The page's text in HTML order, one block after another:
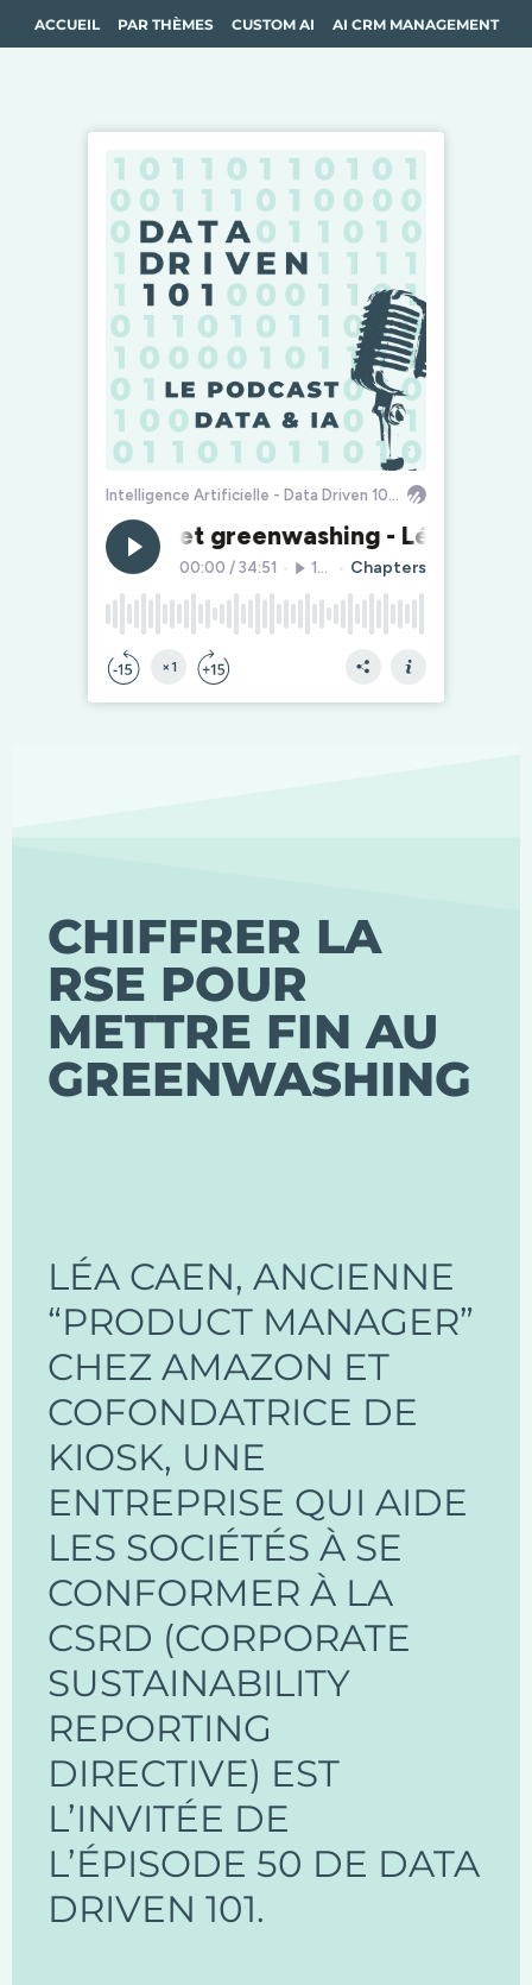
ACCUEIL PAR THÈMES CUSTOM AI AI CRM MANAGEMENT
CHIFFRER LA
RSE POUR
METTRE FIN AU
GREENWASHING
LÉA CAEN, ANCIENNE
“PRODUCT MANAGER”
CHEZ AMAZON ET
COFONDATRICE DE
KIOSK, UNE
ENTREPRISE QUI AIDE
LES SOCIÉTÉS À SE
CONFORMER À LA
CSRD (CORPORATE
SUSTAINABILITY
REPORTING
DIRECTIVE) EST
L’INVITÉE DE
L’ÉPISODE 50 DE DATA
DRIVEN 101.